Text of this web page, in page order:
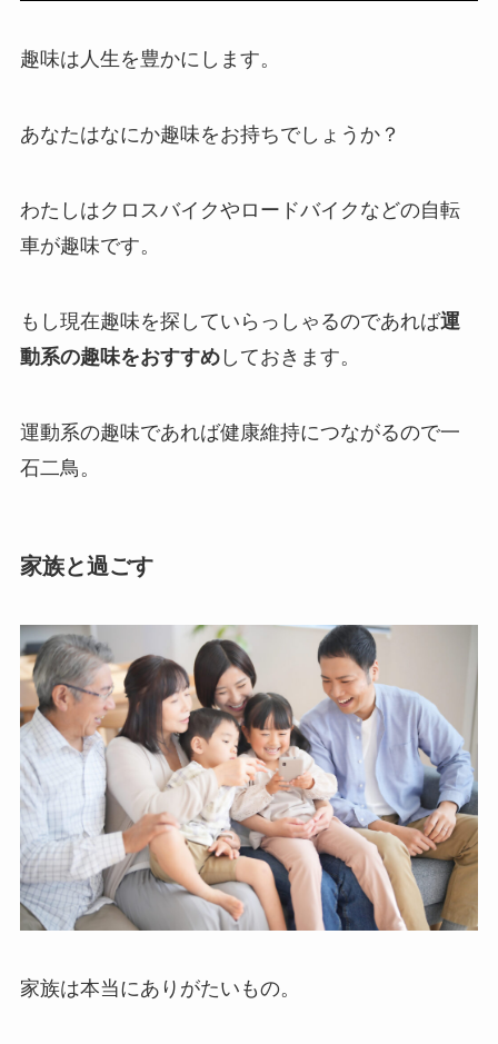
趣味は人生を豊かにします。
あなたはなにか趣味をお持ちでしょうか？
わたしはクロスバイクやロードバイクなどの自転
車が趣味です。
もし現在趣味を探していらっしゃるのであれば運
動系の趣味をおすすめしておきます。
運動系の趣味であれば健康維持につながるので一
石二鳥。
家族と過ごす
家族は本当にありがたいもの。